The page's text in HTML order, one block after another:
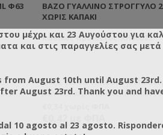
Φ63
ΒΆΖΟ ΓΥΆΛΛΙΝΟ ΣΤΡΟΓΓΥΛΌ
ΧΩΡΊΣ ΚΑΠΆΚΙ
Κωδικός προϊόντος: XH56025
Βάζα για να τοποθετήσετε
μελιού, κηραλοιφές,
μέχρι και 23 Αυγούστου για
και στις παραγγελίες σας μετά
from August 10th until August
August 23rd. Thank you and
10 agosto al 23 agosto.